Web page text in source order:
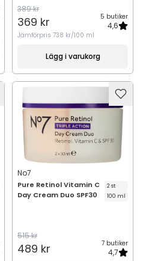
389 kr
369 kr 5 butiker
4,6
Jämförpris 738 kr/100 ml
Lägg i varukorg
No7
Pure Retinol Vitamin C
Day Cream Duo SPF30
2 st
100 ml
515 kr
489 kr 7 butiker
4,7